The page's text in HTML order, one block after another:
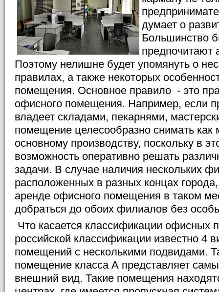
думает о
Большинство
предпочитают
Поэтому нелишне будет упомянуть о
правилах, а также некоторых
помещения. Основное правило - это
офисного помещения. Например, если
владеет складами, пекарнями,
помещение целесообразно снимать
основному производству, поскольку в
возможность оперативно решать
задачи. В случае наличия нескольких
расположенных в разных концах
аренде офисного помещения в таком
добраться до обоих филиалов без
Что касается классификации офисных
российской классификации известно 4
помещений с несколькими подвидами.
помещение класса А представляет
внешний вид. Такие помещения